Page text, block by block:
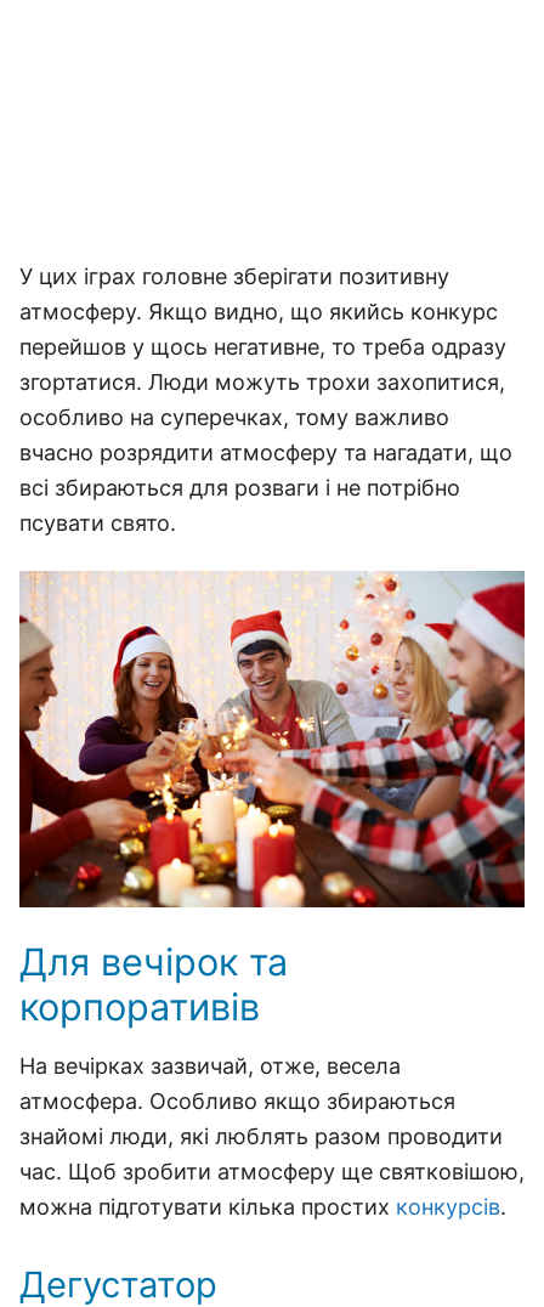
У цих іграх головне зберігати позитивну
атмосферу. Якщо видно, що якийсь конкурс
перейшов у щось негативне, то треба одразу
згортатися. Люди можуть трохи захопитися,
особливо на суперечках, тому важливо
вчасно розрядити атмосферу та нагадати, що
всі збираються для розваги і не потрібно
псувати свято.
Для вечірок та
корпоративів
На вечірках зазвичай, отже, весела
атмосфера. Особливо якщо збираються
знайомі люди, які люблять разом проводити
час. Щоб зробити атмосферу ще святковішою,
можна підготувати кілька простих конкурсів.
Дегустатор